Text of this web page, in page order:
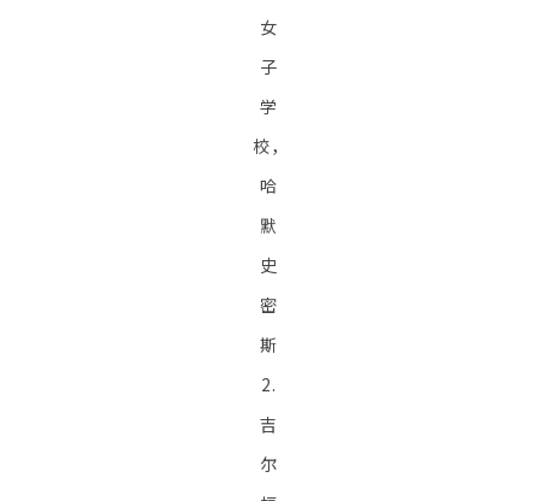
女
子
学
校，
哈
默
史
密
斯
2.
吉
尔